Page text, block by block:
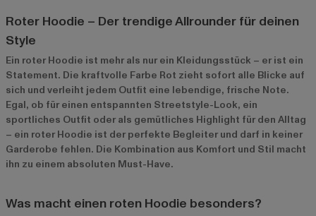
Roter Hoodie – Der trendige Allrounder für deinen
Style
Ein roter Hoodie ist mehr als nur ein Kleidungsstück – er ist ein
Statement. Die kraftvolle Farbe Rot zieht sofort alle Blicke auf
sich und verleiht jedem Outfit eine lebendige, frische Note.
Egal, ob für einen entspannten Streetstyle-Look, ein
sportliches Outfit oder als gemütliches Highlight für den Alltag
– ein roter Hoodie ist der perfekte Begleiter und darf in keiner
Garderobe fehlen. Die Kombination aus Komfort und Stil macht
ihn zu einem absoluten Must-Have.
Was macht einen roten Hoodie besonders?